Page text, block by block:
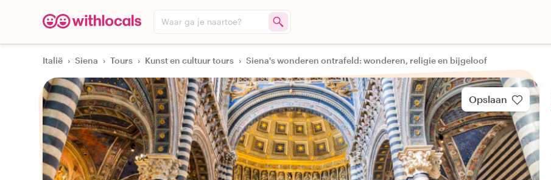
Waar ga je naartoe?
Italië › Siena › Tours › Kunst en cultuur tours › Siena's wonderen ontrafeld: wonderen, religie en bijgeloof
Opslaan